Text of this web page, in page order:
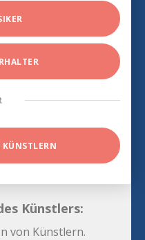
Künstlers:
von Künstlern.